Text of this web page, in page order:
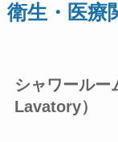
衛生・医療
シャワール
Lavatory）